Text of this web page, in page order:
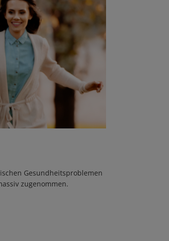
Gesundheitsproblemen
zugenommen.